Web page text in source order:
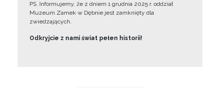
PS. Informujemy, że z dniem 1 grudnia 2025 r. oddział
Muzeum Zamek w Dębnie jest zamknięty dla
zwiedzających.
Odkryjcie z nami świat pełen historii!